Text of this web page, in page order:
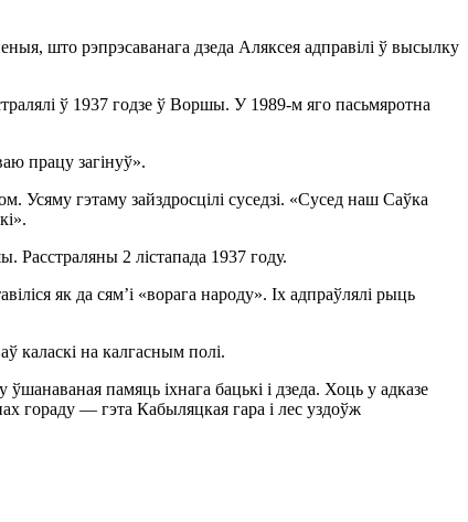
што рэпрэсаванага дзеда Аляксея адправілі ў высылку
ў 1937 годзе ў Воршы. У 1989-м яго пасьмяротна
працу загінуў».
Усяму гэтаму зайздросцілі суседзі. «Сусед наш Саўка
Расстраляны 2 лістапада 1937 году.
як да сям’і «ворага народу». Іх адпраўлялі рыць
каласкі на калгасным полі.
памяць іхнага бацькі і дзеда. Хоць у адказе
гораду — гэта Кабыляцкая гара і лес уздоўж